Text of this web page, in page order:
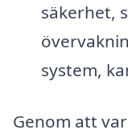
säkerhet,
system,
Genom att